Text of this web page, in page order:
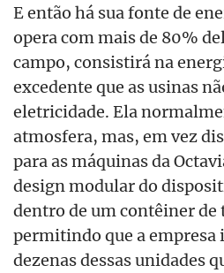
E então há sua fonte de
opera com mais de 80%
campo, consistirá na
excedente que as usinas
eletricidade. Ela
atmosfera, mas, em vez
para as máquinas da
design modular do
dentro de um contêiner de
permitindo que a
dezenas dessas unidades